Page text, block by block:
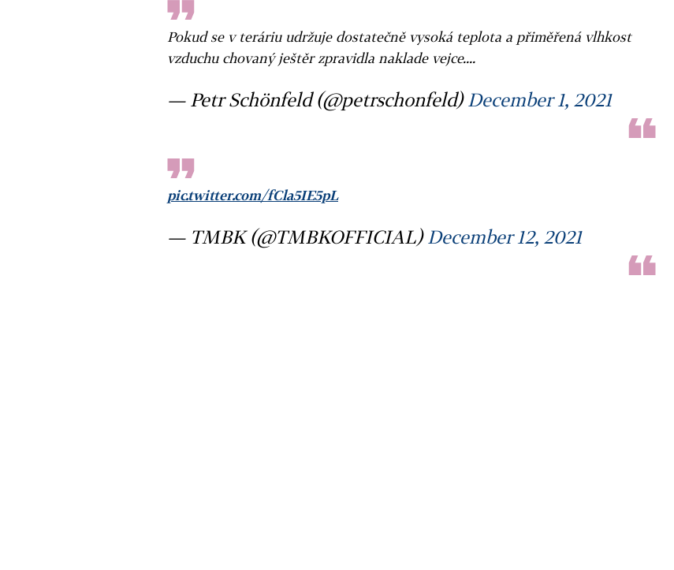
Pokud se v teráriu udržuje dostatečně vysoká teplota a přiměřená vlhkost
vzduchu chovaný ještěr zpravidla naklade vejce....
— Petr Schönfeld (@petrschonfeld) December 1, 2021
pic.twitter.com/fCla5IE5pL
— TMBK (@TMBKOFFICIAL) December 12, 2021